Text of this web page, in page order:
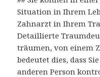
Situation in Ihrem
Zahnarzt in Ihrem
Detaillierte
träumen, von einem
bedeutet dies, dass
anderen Person